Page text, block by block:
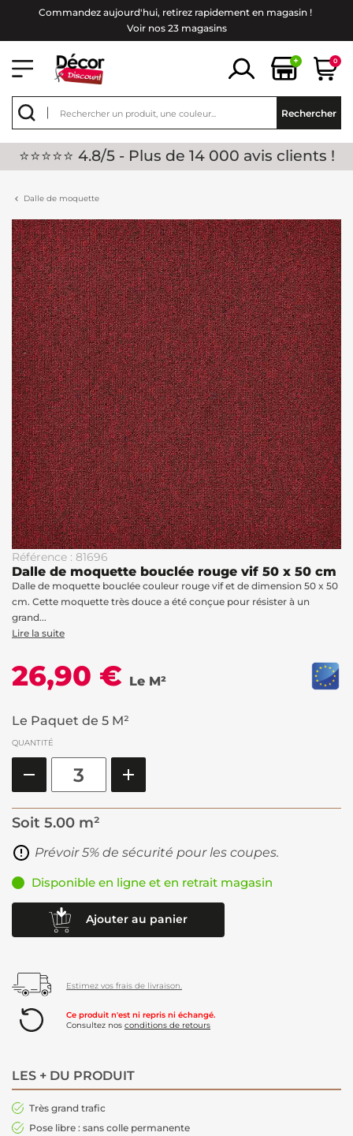
Commandez aujourd'hui, retirez rapidement en magasin !
Voir nos 23 magasins
+ 0
Rechercher
⭐⭐⭐⭐⭐ 4.8/5 - Plus de 14 000 avis clients !
Dalle de moquette
Référence : 81696
Dalle de moquette bouclée rouge vif 50 x 50 cm
Dalle de moquette bouclée couleur rouge vif et de dimension 50 x 50
cm. Cette moquette très douce a été conçue pour résister à un
grand...
Lire la suite
26,90 € Le M²
Le Paquet de 5 M²
QUANTITÉ
Soit 5.00 m²
Prévoir 5% de sécurité pour les coupes.
Disponible en ligne et en retrait magasin
Ajouter au panier
Estimez vos frais de livraison.
Ce produit n'est ni repris ni échangé.
Consultez nos conditions de retours
LES + DU PRODUIT
Très grand trafic
Pose libre : sans colle permanente